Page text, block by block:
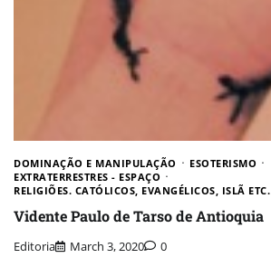
DOMINAÇÃO E MANIPULAÇÃO
ESOTERISMO
EXTRATERRESTRES - ESPAÇO
RELIGIÕES. CATÓLICOS, EVANGÉLICOS, ISLÃ ETC.
Vidente Paulo de Tarso de Antioquia
Editoria March 3, 2020 0